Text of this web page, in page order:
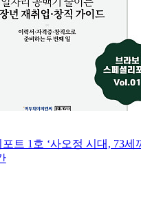
트 1호 ‘사오정 시대, 73세